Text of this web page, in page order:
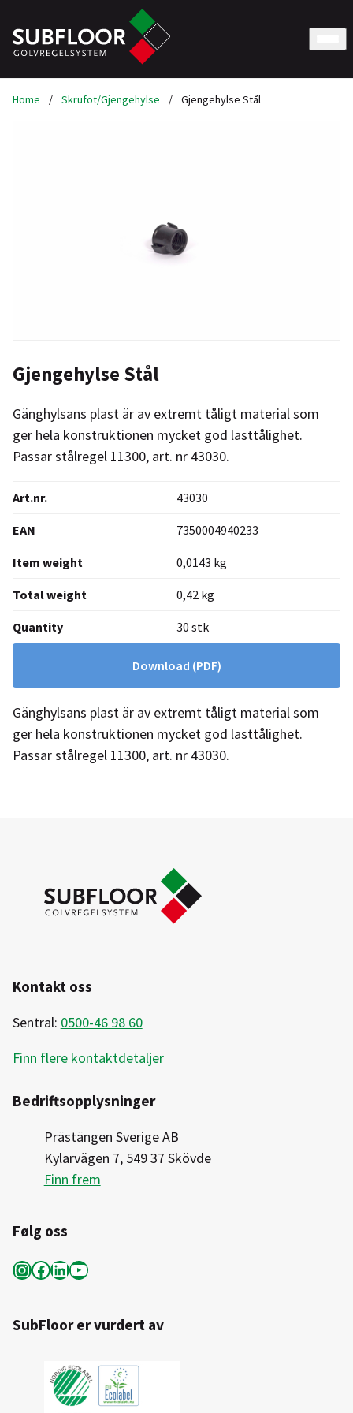
Home / Skrufot/Gjengehylse / Gjengehylse Stål
Gjengehylse Stål
Gänghylsans plast är av extremt tåligt material som
ger hela konstruktionen mycket god lasttålighet.
Passar stålregel 11300, art. nr 43030.
Art.nr. 43030
EAN 7350004940233
Item weight 0,0143 kg
Total weight 0,42 kg
Quantity 30 stk
Download (PDF)
Gänghylsans plast är av extremt tåligt material som
ger hela konstruktionen mycket god lasttålighet.
Passar stålregel 11300, art. nr 43030.
Kontakt oss
Sentral: 0500-46 98 60
Finn flere kontaktdetaljer
Bedriftsopplysninger
Prästängen Sverige AB
Kylarvägen 7, 549 37 Skövde
Finn frem
Følg oss
InstagramFacebook LinkedIn YouTube
SubFloor er vurdert av